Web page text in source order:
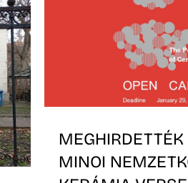
MEGHIRDETTÉK
MINOI